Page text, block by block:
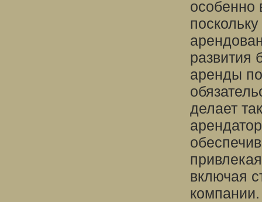
особенно
развития
аренды
делает
включая
компании.